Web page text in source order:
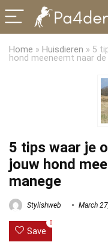
Home » Huisdieren » 5
hond meeneemt naar de
5 tips waar je
jouw hond
manege
Stylishweb March
Save
0